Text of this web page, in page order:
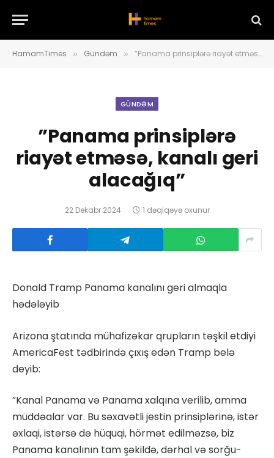
HamamTimes » Gündəm » ”Panama prinsiplərə riayət etməsə, kanalı geri alacağıq”
GÜNDƏM
”Panama prinsiplərə
riayət etməsə, kanalı geri
alacağıq”
22 Dekabr 2024 1 dəqiqəyə oxunur
Donald Tramp Panama kanalını geri almaqla
hədələyib
Arizona ştatında mühafizəkar qrupların təşkil etdiyi
AmericaFest tədbirində çıxış edən Tramp belə
deyib:
“Kanal Panama və Panama xalqına verilib, amma
müddəalar var. Bu səxavətli jestin prinsiplərinə, istər
əxlaqi, istərsə də hüquqi, hörmət edilməzsə, biz
Panama kanalının tam şəkildə, dərhal və sorğu-